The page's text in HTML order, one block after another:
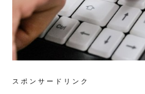
スポンサードリンク